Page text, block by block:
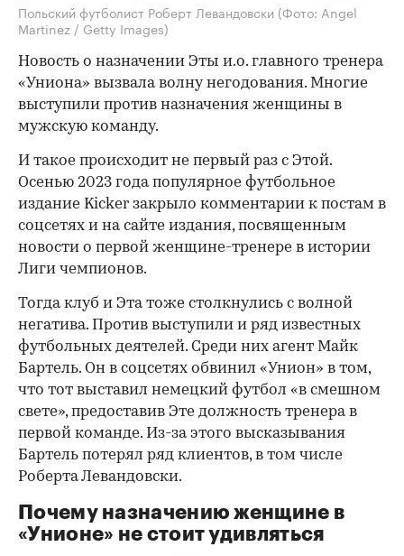
Польский футболист Роберт Левандовски (Фото: Angel
Martinez / Getty Images)
Новость о назначении Эты и.о. главного тренера
«Униона» вызвала волну негодования. Многие
выступили против назначения женщины в
мужскую команду.
И такое происходит не первый раз с Этой.
Осенью 2023 года популярное футбольное
издание Kicker закрыло комментарии к постам в
соцсетях и на сайте издания, посвященным
новости о первой женщине-тренере в истории
Лиги чемпионов.
Тогда клуб и Эта тоже столкнулись с волной
негатива. Против выступили и ряд известных
футбольных деятелей. Среди них агент Майк
Бартель. Он в соцсетях обвинил «Унион» в том,
что тот выставил немецкий футбол «в смешном
свете», предоставив Эте должность тренера в
первой команде. Из-за этого высказывания
Бартель потерял ряд клиентов, в том числе
Роберта Левандовски.
Почему назначению женщине в
«Унионе» не стоит удивляться